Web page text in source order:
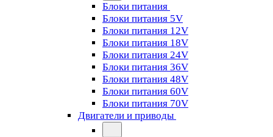
Блоки питания
Блоки питания 5V
Блоки питания 12V
Блоки питания 18V
Блоки питания 24V
Блоки питания 36V
Блоки питания 48V
Блоки питания 60V
Блоки питания 70V
Двигатели и приводы